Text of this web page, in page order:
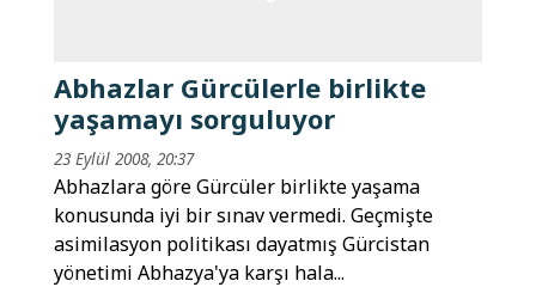
Abhazlar Gürcülerle birlikte
yaşamayı sorguluyor
23 Eylül 2008, 20:37
Abhazlara göre Gürcüler birlikte yaşama
konusunda iyi bir sınav vermedi. Geçmişte
asimilasyon politikası dayatmış Gürcistan
yönetimi Abhazya'ya karşı hala...